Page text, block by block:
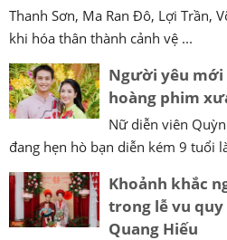
Thanh Sơn, Ma Ran Đô, Lợi Trần,
khi hóa thân thành cảnh vệ ...
Người yêu mới
hoàng phim
Nữ diễn viên
đang hẹn hò bạn diễn kém 9 tuổi
Khoảnh khắc
trong lễ vu quy
Quang Hiếu